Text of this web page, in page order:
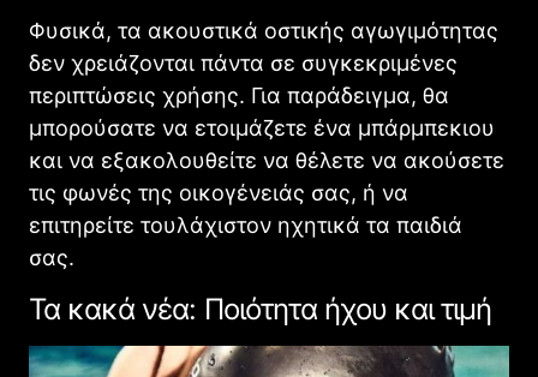
Φυσικά, τα ακουστικά οστικής αγωγιμότητας
δεν χρειάζονται πάντα σε συγκεκριμένες
περιπτώσεις χρήσης. Για παράδειγμα, θα
μπορούσατε να ετοιμάζετε ένα μπάρμπεκιου
και να εξακολουθείτε να θέλετε να ακούσετε
τις φωνές της οικογένειάς σας, ή να
επιτηρείτε τουλάχιστον ηχητικά τα παιδιά
σας.
Τα κακά νέα: Ποιότητα ήχου και τιμή